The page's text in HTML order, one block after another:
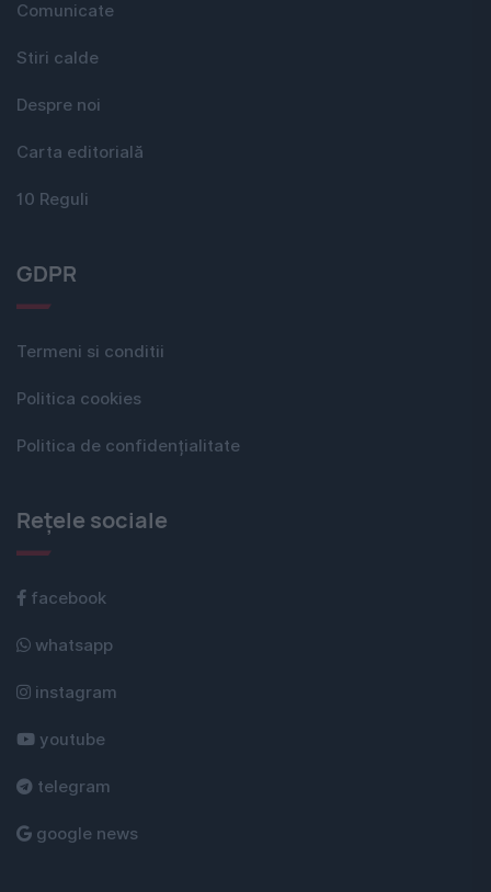
Comunicate
Stiri calde
Despre noi
Carta editorială
10 Reguli
GDPR
Termeni si conditii
Politica cookies
Politica de confidențialitate
Rețele sociale
facebook
whatsapp
instagram
youtube
telegram
google news